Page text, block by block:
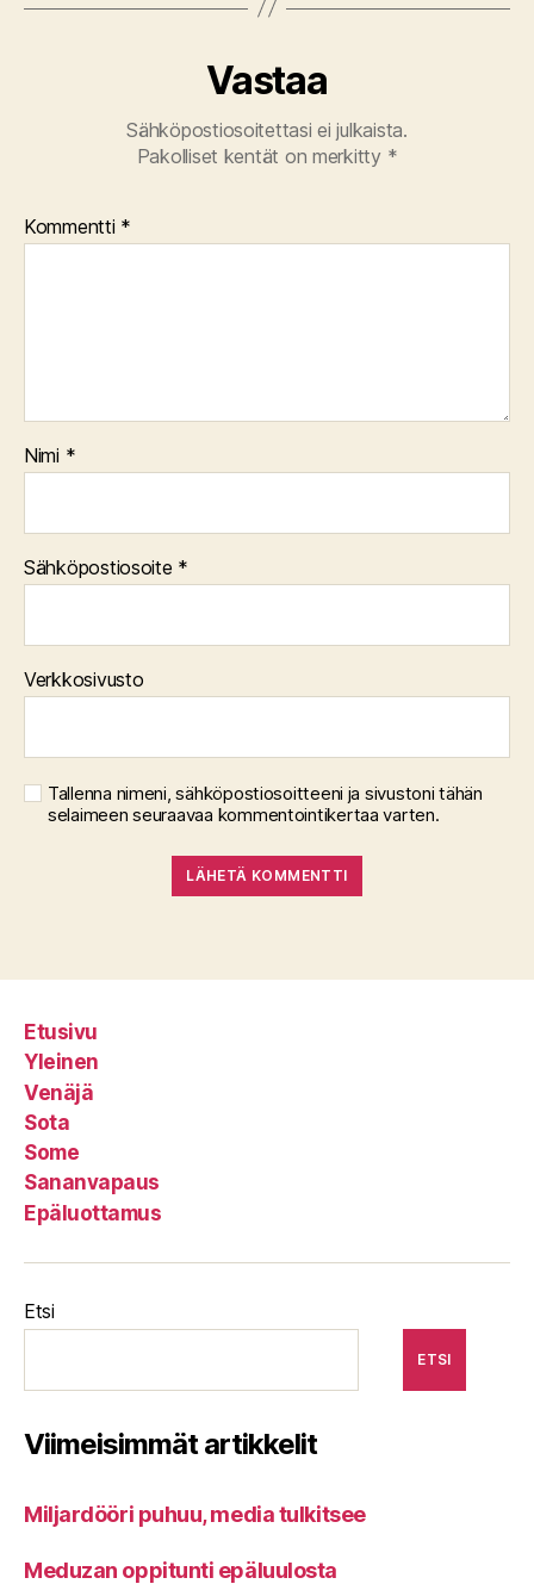
Vastaa
Sähköpostiosoitettasi ei julkaista.
Pakolliset kentät on merkitty *
Kommentti *
Nimi *
Sähköpostiosoite *
Verkkosivusto
Tallenna nimeni, sähköpostiosoitteeni ja sivustoni tähän
selaimeen seuraavaa kommentointikertaa varten.
Etusivu
Yleinen
Venäjä
Sota
Some
Sananvapaus
Epäluottamus
Etsi
ETSI
Viimeisimmät artikkelit
Miljardööri puhuu, media tulkitsee
Meduzan oppitunti epäluulosta